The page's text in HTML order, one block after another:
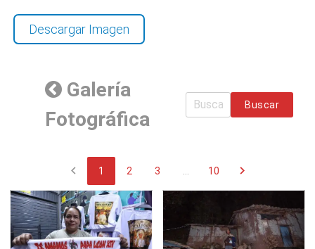
Descargar Imagen
Galería
Fotográfica
Buscar
chevron_left 1 2 3 10 chevron_right